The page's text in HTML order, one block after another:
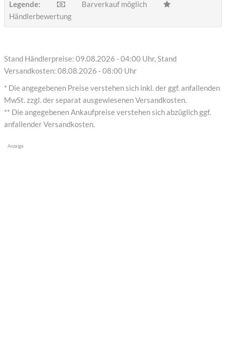
Legende:
Barverkauf möglich
Händlerbewertung
Stand Händlerpreise: 09.08.2026 - 04:00 Uhr, Stand
Versandkosten: 08.08.2026 - 08:00 Uhr
* Die angegebenen Preise verstehen sich inkl. der ggf. anfallenden
MwSt. zzgl. der separat ausgewiesenen Versandkosten.
** Die angegebenen Ankaufpreise verstehen sich abzüglich ggf.
anfallender Versandkosten.
Anzeige